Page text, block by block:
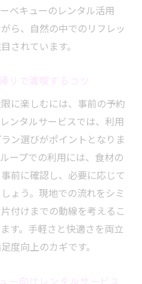
ベキューのレンタル活用
ら、自然の中でのリフレッ
されています。
に楽しむには、事前の予約
ンタルサービスでは、利用
ン選びがポイントとなりま
ープでの利用には、食材の
前に確認し、必要に応じて
ょう。現地での流れをシミ
付けまでの動線を考えるこ
す。手軽さと快適さを両立
度向上のカギです。